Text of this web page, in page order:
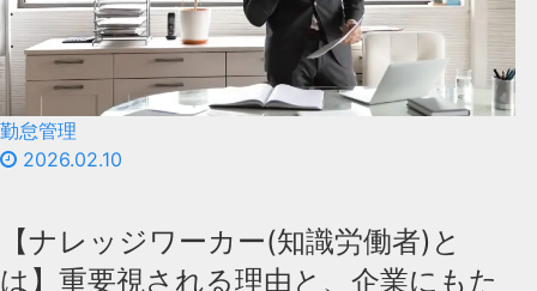
勤怠管理
2026.02.10
【ナレッジワーカー(知識労働者)と
は】重要視される理由と、企業にもた